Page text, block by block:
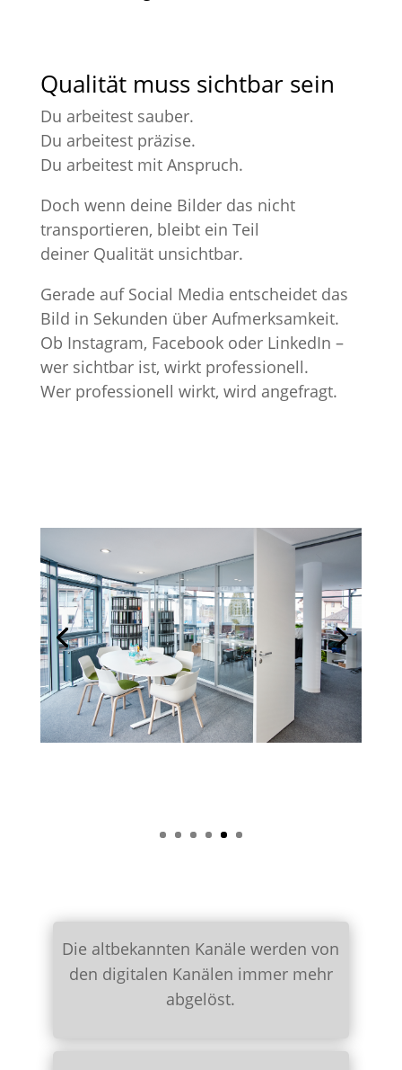
Qualität muss sichtbar sein
Du arbeitest sauber.
Du arbeitest präzise.
Du arbeitest mit Anspruch.
Doch wenn deine Bilder das nicht
transportieren, bleibt ein Teil
deiner Qualität unsichtbar.
Gerade auf Social Media entscheidet das
Bild in Sekunden über Aufmerksamkeit.
Ob Instagram, Facebook oder LinkedIn –
wer sichtbar ist, wirkt professionell.
Wer professionell wirkt, wird angefragt.
Die altbekannten Kanäle werden von
den digitalen Kanälen immer mehr
abgelöst.